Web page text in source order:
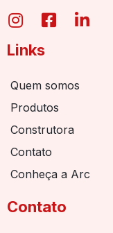
Links
Quem somos
Produtos
Construtora
Contato
Conheça a Arc
Contato